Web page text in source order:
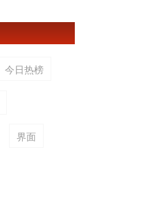
今日热榜
界面